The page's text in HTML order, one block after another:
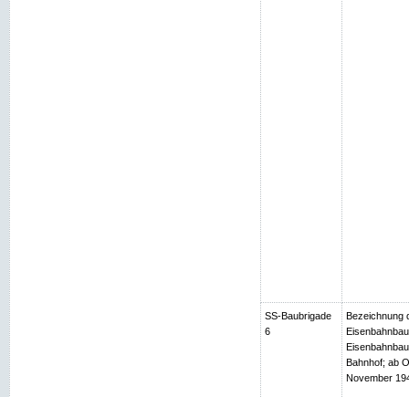
SS-Baubrigade
6
Bezeichnung
Bahnhof; ab
November